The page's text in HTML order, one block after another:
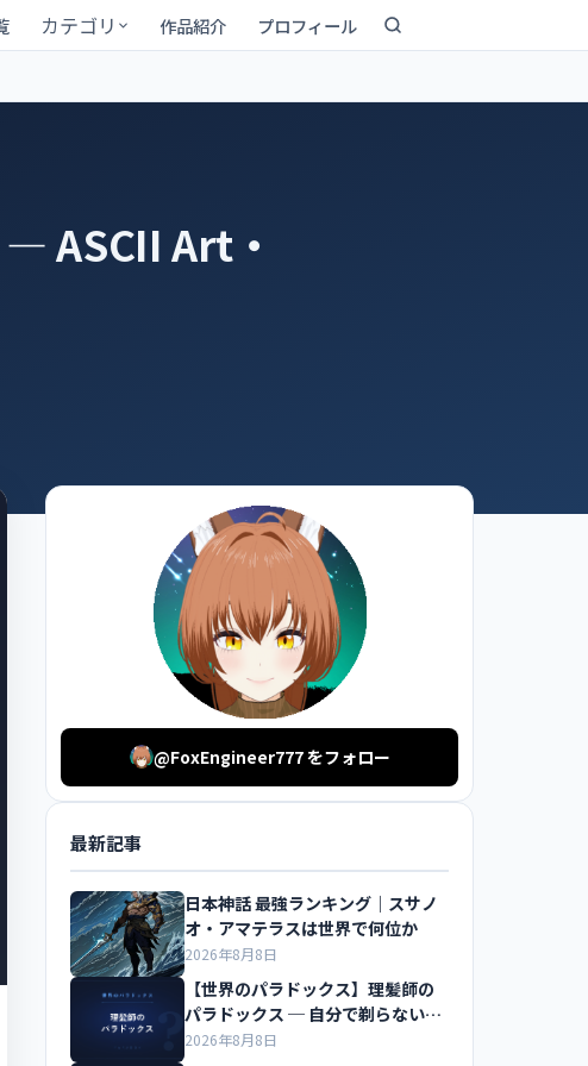
カテゴリ 作品紹介 プロフィール
— ASCII Art・
@FoxEngineer777 をフォロー
最新記事
日本神話 最強ランキング｜スサノ
オ・アマテラスは世界で何位か
2026年8月8日
【世界のパラドックス】理髪師の
パラドックス ─ 自分で剃らない人
だけを剃る床屋
2026年8月8日